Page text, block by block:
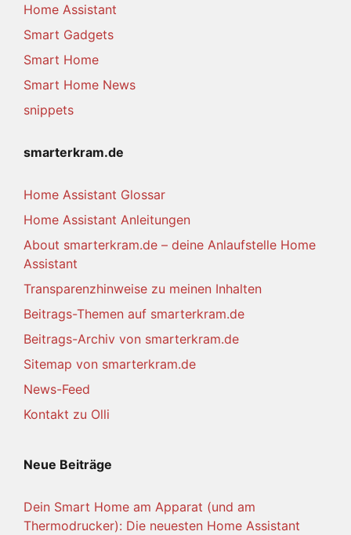
Home Assistant
Smart Gadgets
Smart Home
Smart Home News
snippets
smarterkram.de
Home Assistant Glossar
Home Assistant Anleitungen
About smarterkram.de – deine Anlaufstelle Home
Assistant
Transparenzhinweise zu meinen Inhalten
Beitrags-Themen auf smarterkram.de
Beitrags-Archiv von smarterkram.de
Sitemap von smarterkram.de
News-Feed
Kontakt zu Olli
Neue Beiträge
Dein Smart Home am Apparat (und am
Thermodrucker): Die neuesten Home Assistant